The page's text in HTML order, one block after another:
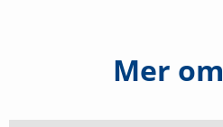
Mer om